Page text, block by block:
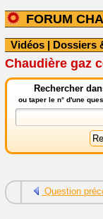
FORUM
Vidéos | Dossiers
Chaudière gaz
Rechercher
ou taper le n° d'une
Question